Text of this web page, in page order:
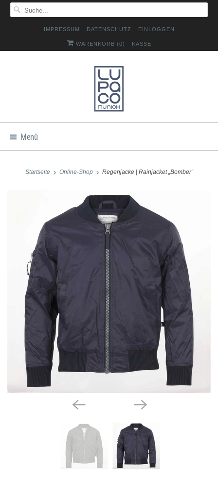
IMPRESSUM DATENSCHUTZ EINLOGGEN
WARENKORB (0) KASSE
Menü
Startseite Online-Shop Regenjacke | Rainjacket „Bomber“